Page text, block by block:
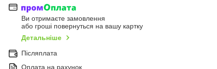
Ви отримаєте замовлення
або гроші повернуться на вашу картку
Детальніше
Післяплата
Оплата на рахунок